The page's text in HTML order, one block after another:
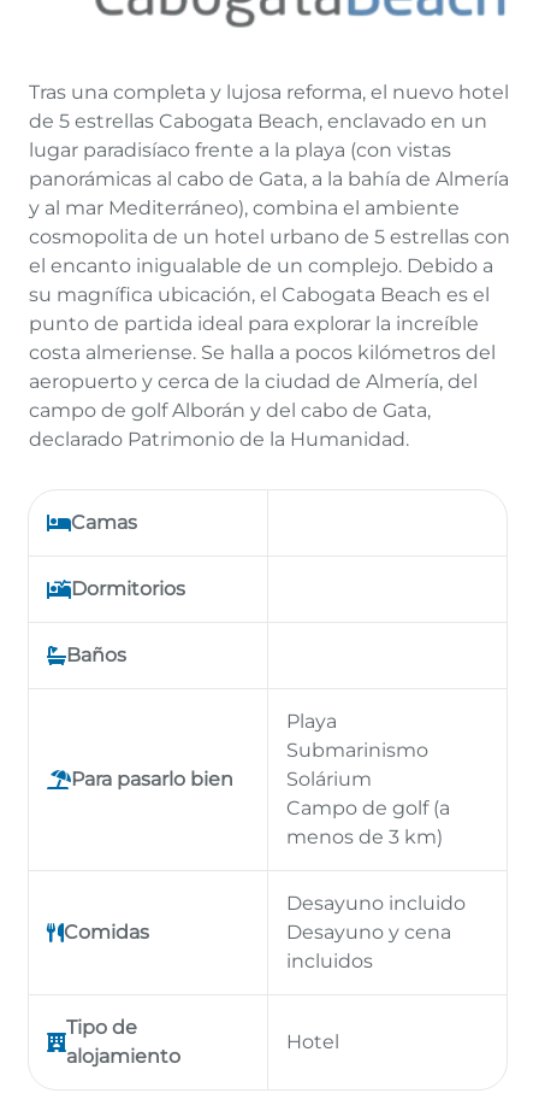
Tras una completa y lujosa reforma, el nuevo hotel
de 5 estrellas Cabogata Beach, enclavado en un
lugar paradisíaco frente a la playa (con vistas
panorámicas al cabo de Gata, a la bahía de Almería
y al mar Mediterráneo), combina el ambiente
cosmopolita de un hotel urbano de 5 estrellas con
el encanto inigualable de un complejo. Debido a
su magnífica ubicación, el Cabogata Beach es el
punto de partida ideal para explorar la increíble
costa almeriense. Se halla a pocos kilómetros del
aeropuerto y cerca de la ciudad de Almería, del
campo de golf Alborán y del cabo de Gata,
declarado Patrimonio de la Humanidad.
Camas
Dormitorios
Baños
Para pasarlo bien
Playa
Submarinismo
Solárium
Campo de golf (a
menos de 3 km)
Comidas
Desayuno incluido
Desayuno y cena
incluidos
Tipo de
alojamiento
Hotel